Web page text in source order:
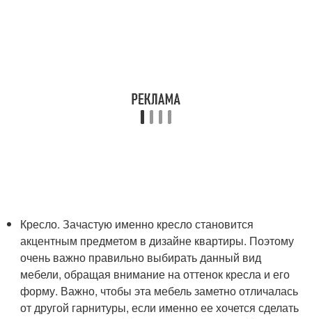
Кресло. Зачастую именно кресло становится
акцентным предметом в дизайне квартиры. Поэтому
очень важно правильно выбирать данный вид
мебели, обращая внимание на оттенок кресла и его
форму. Важно, чтобы эта мебель заметно отличалась
от другой гарнитуры, если именно ее хочется сделать